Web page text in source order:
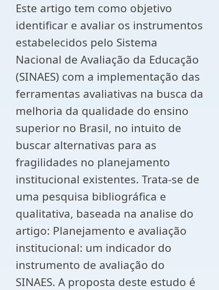
Este artigo tem como objetivo
identificar e avaliar os instrumentos
estabelecidos pelo Sistema
Nacional de Avaliação da Educação
(SINAES) com a implementação das
ferramentas avaliativas na busca da
melhoria da qualidade do ensino
superior no Brasil, no intuito de
buscar alternativas para as
fragilidades no planejamento
institucional existentes. Trata-se de
uma pesquisa bibliográfica e
qualitativa, baseada na analise do
artigo: Planejamento e avaliação
institucional: um indicador do
instrumento de avaliação do
SINAES. A proposta deste estudo é